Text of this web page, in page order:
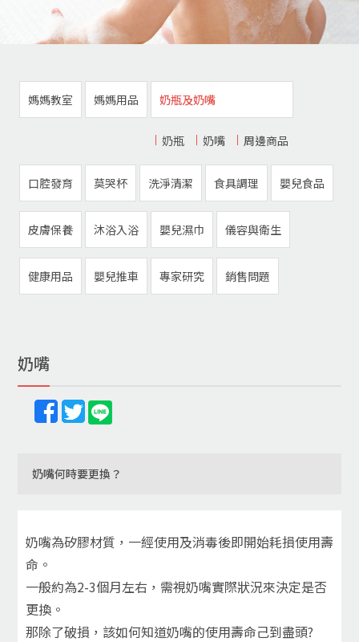
媽媽教室 媽媽用品 奶瓶及奶嘴
奶瓶 奶嘴 周邊商品
口腔發育 莫哭杯 洗淨清潔 食具調理 嬰兒食品
皮膚保養 沐浴入浴 嬰兒濕巾 儀容與衛生
健康用品 嬰兒推車 專家研究 銷售問題
奶嘴
奶嘴何時要更換？
奶嘴為矽膠材質，一經使用及消毒後即開始耗損使用壽
命。
一般約為2-3個月左右，需視奶嘴實際狀況來決定是否
更換。
那除了破損，該如何知道奶嘴的使用壽命己到盡頭?